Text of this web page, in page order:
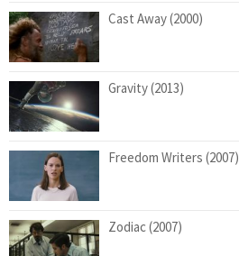
Cast Away (2000)
Gravity (2013)
Freedom Writers (2007)
Zodiac (2007)